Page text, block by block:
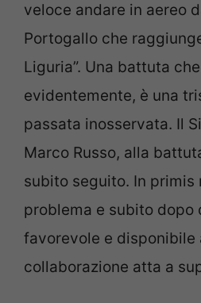
veloce andare in aereo
Portogallo che
Liguria”. Una battuta
evidentemente, è una
passata inosservata. Il
Marco Russo, alla
subito seguito. In primis
problema e subito dopo
favorevole e disponibile
collaborazione atta a